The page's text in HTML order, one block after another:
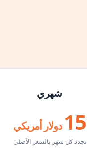
شهري
15 دولار أمريكي
تجدد كل شهر بالسعر الأصلي